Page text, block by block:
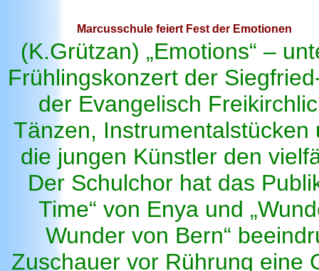
Marcusschule feiert Fest der Emotionen
(K.Grützan) „Emotions“ –
Frühlingskonzert der
der Evangelisch
Tänzen,
die jungen Künstler den
Der Schulchor hat das
Time“ von Enya und
Wunder von Bern“
Zuschauer vor Rührung eine